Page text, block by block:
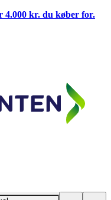
4.000 kr. du køber for.